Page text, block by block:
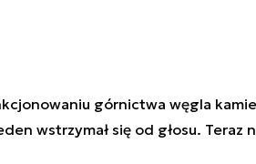
górnictwa węgla
wstrzymał się od głosu. Teraz